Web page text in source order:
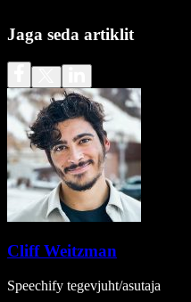
Jaga seda artiklit
Cliff Weitzman
Speechify tegevjuht/asutaja